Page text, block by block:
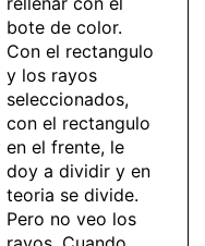
bote de color.
Con el rectangulo
y los rayos
seleccionados,
con el rectangulo
en el frente, le
doy a dividir y en
teoria se divide.
Pero no veo los